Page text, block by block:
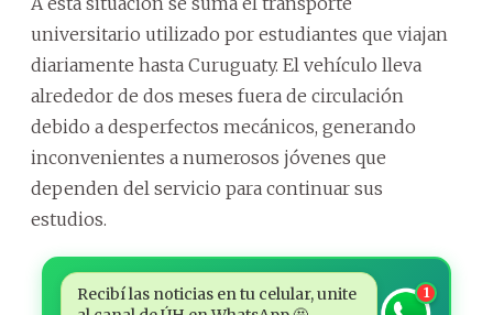
universitario utilizado por estudiantes que viajan
diariamente hasta Curuguaty. El vehículo lleva
alrededor de dos meses fuera de circulación
debido a desperfectos mecánicos, generando
inconvenientes a numerosos jóvenes que
dependen del servicio para continuar sus
estudios.
Recibí las noticias en tu celular, unite
1